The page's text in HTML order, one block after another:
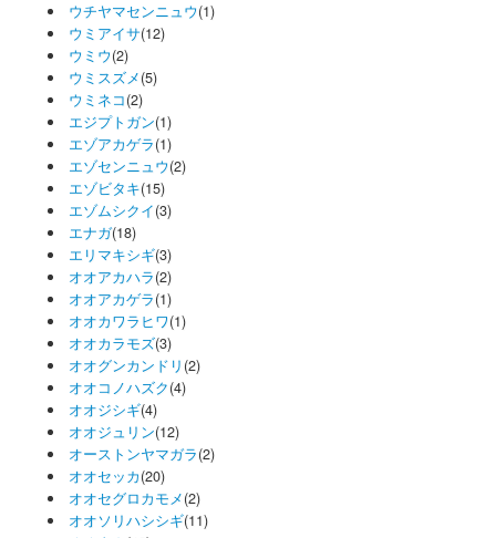
ウチヤマセンニュウ(1)
ウミアイサ(12)
ウミウ(2)
ウミスズメ(5)
ウミネコ(2)
エジプトガン(1)
エゾアカゲラ(1)
エゾセンニュウ(2)
エゾビタキ(15)
エゾムシクイ(3)
エナガ(18)
エリマキシギ(3)
オオアカハラ(2)
オオアカゲラ(1)
オオカワラヒワ(1)
オオカラモズ(3)
オオグンカンドリ (2)
オオコノハズク(4)
オオジシギ(4)
オオジュリン(12)
オーストンヤマガラ(2)
オオセッカ(20)
オオセグロカモメ(2)
オオソリハシシギ(11)